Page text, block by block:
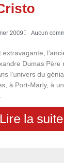
2009 Aucun
extravagante,
Dumas Père
l’univers du
à Port-Marly, à
Lire la suite